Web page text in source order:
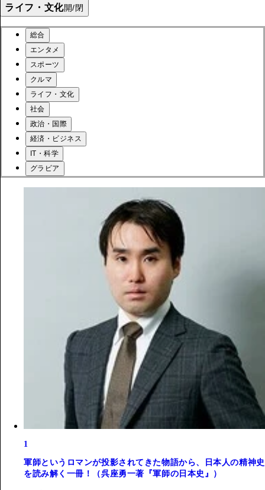
ライフ・文化開/閉
総合
エンタメ
スポーツ
クルマ
ライフ・文化
社会
政治・国際
経済・ビジネス
IT・科学
グラビア
1
軍師というロマンが投影されてきた物語から、日本人の精神史
を読み解く一冊！（呉座勇一著『軍師の日本史』）